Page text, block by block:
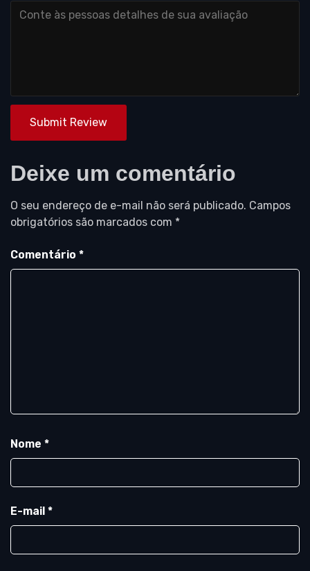
Submit Review
Deixe um comentário
O seu endereço de e-mail não será publicado. Campos
obrigatórios são marcados com *
Comentário *
Nome *
E-mail *